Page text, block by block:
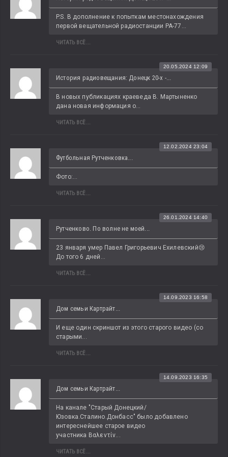
P.S. В дополнение к попыткам местонахождения
первой вещательной радиостанции РА-77...
ЧИТАТЬ ВСЁ...
История радиовещания: Донецк 20-х -...
20.05.2024 12:09
В новых публикациях краеведа В. Мартыненко
дана новая информация о...
ЧИТАТЬ ВСЁ...
Футбольная Рутченковка...
12.02.2024 23:04
Фото:...
ЧИТАТЬ ВСЁ...
Рутченково. По волне не моей...
26.01.2024 14:40
23 января умер Павел Григорьевич Ехилевский😢
До того 6 дней...
ЧИТАТЬ ВСЁ...
Дом семьи Картрайт...
14.09.2023 16:58
И еще один скриншот из этого старого видео (со
старыми...
ЧИТАТЬ ВСЁ...
Дом семьи Картрайт...
14.09.2023 16:35
На канале "Старый Донецкий/
Юзовка.Сталино.Донбасс" было добавлено
интереснейшее старое видео
участника Βαλεντίν...
ЧИТАТЬ ВСЁ...